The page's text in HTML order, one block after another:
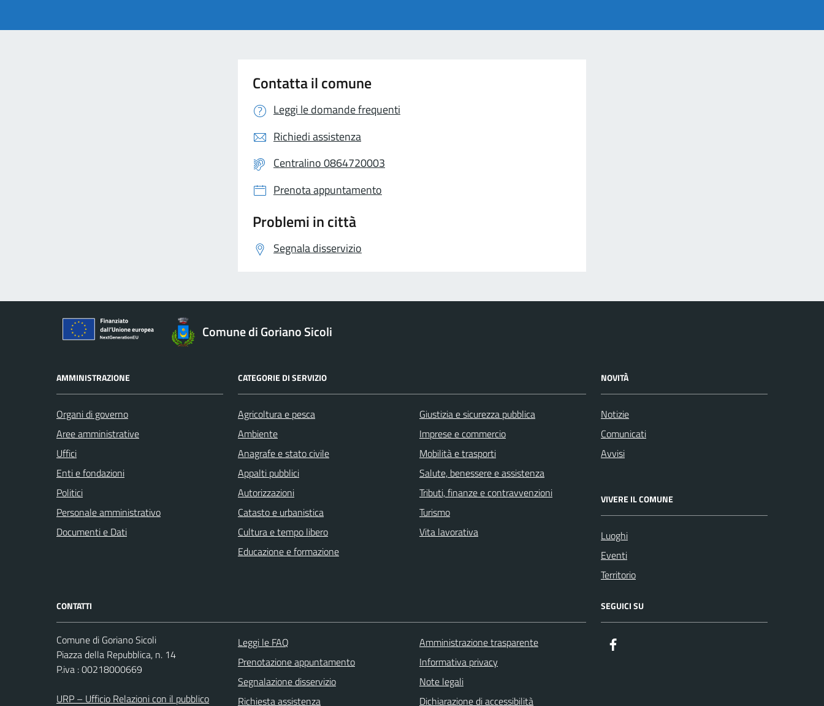
Contatta il comune
Leggi le domande frequenti
Richiedi assistenza
Centralino 0864720003
Prenota appuntamento
Problemi in città
Segnala disservizio
Comune di Goriano Sicoli
AMMINISTRAZIONE
Organi di governo
Aree amministrative
Uffici
Enti e fondazioni
Politici
Personale amministrativo
Documenti e Dati
CATEGORIE DI SERVIZIO
Agricoltura e pesca
Ambiente
Anagrafe e stato civile
Appalti pubblici
Autorizzazioni
Catasto e urbanistica
Cultura e tempo libero
Educazione e formazione
Giustizia e sicurezza pubblica
Imprese e commercio
Mobilità e trasporti
Salute, benessere e assistenza
Tributi, finanze e contravvenzioni
Turismo
Vita lavorativa
NOVITÀ
Notizie
Comunicati
Avvisi
VIVERE IL COMUNE
Luoghi
Eventi
Territorio
CONTATTI
Comune di Goriano Sicoli
Piazza della Repubblica, n. 14
P.iva : 00218000669
URP – Ufficio Relazioni con il pubblico
Leggi le FAQ
Prenotazione appuntamento
Segnalazione disservizio
Richiesta assistenza
Amministrazione trasparente
Informativa privacy
Note legali
Dichiarazione di accessibilità
SEGUICI SU